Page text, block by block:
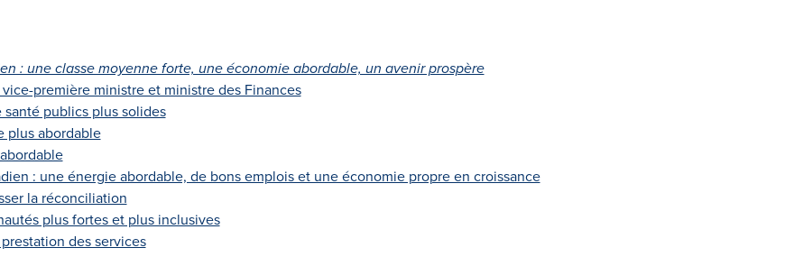
: une classe moyenne forte, une économie abordable, un avenir prospère
première ministre et ministre des Finances
publics plus solides
plus abordable
: une énergie abordable, de bons emplois et une économie propre en croissance
la réconciliation
plus fortes et plus inclusives
des services